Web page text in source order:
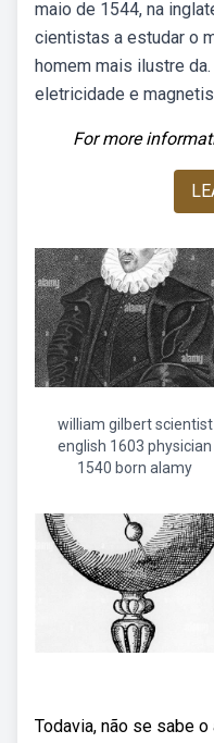
maio de 1544, na
cientistas a estudar o
homem mais ilustre
eletricidade e
For more
william gilbert scientist
english 1603 physician
1540 born alamy
Todavia, não se sabe